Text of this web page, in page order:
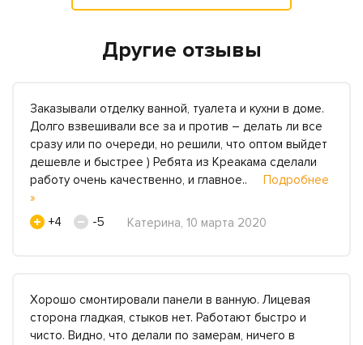
Другие отзывы
Заказывали отделку ванной, туалета и кухни в доме.
Долго взвешивали все за и против – делать ли все
сразу или по очереди, но решили, что оптом выйдет
дешевле и быстрее ) Ребята из Креакама сделали
работу очень качественно, и главное.. Подробнее
»
+4
-5 Катерина, 10 марта 2020
Хорошо смонтировали панели в ванную. Лицевая
сторона гладкая, стыков нет. Работают быстро и
чисто. Видно, что делали по замерам, ничего в